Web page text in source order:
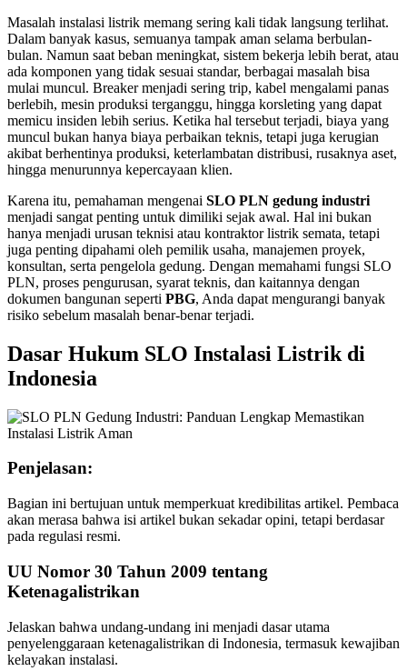
Masalah instalasi listrik memang sering kali tidak langsung terlihat.
Dalam banyak kasus, semuanya tampak aman selama berbulan-
bulan. Namun saat beban meningkat, sistem bekerja lebih berat, atau
ada komponen yang tidak sesuai standar, berbagai masalah bisa
mulai muncul. Breaker menjadi sering trip, kabel mengalami panas
berlebih, mesin produksi terganggu, hingga korsleting yang dapat
memicu insiden lebih serius. Ketika hal tersebut terjadi, biaya yang
muncul bukan hanya biaya perbaikan teknis, tetapi juga kerugian
akibat berhentinya produksi, keterlambatan distribusi, rusaknya aset,
hingga menurunnya kepercayaan klien.
Karena itu, pemahaman mengenai SLO PLN gedung industri
menjadi sangat penting untuk dimiliki sejak awal. Hal ini bukan
hanya menjadi urusan teknisi atau kontraktor listrik semata, tetapi
juga penting dipahami oleh pemilik usaha, manajemen proyek,
konsultan, serta pengelola gedung. Dengan memahami fungsi SLO
PLN, proses pengurusan, syarat teknis, dan kaitannya dengan
dokumen bangunan seperti PBG, Anda dapat mengurangi banyak
risiko sebelum masalah benar-benar terjadi.
Dasar Hukum SLO Instalasi Listrik di
Indonesia
Penjelasan:
Bagian ini bertujuan untuk memperkuat kredibilitas artikel. Pembaca
akan merasa bahwa isi artikel bukan sekadar opini, tetapi berdasar
pada regulasi resmi.
UU Nomor 30 Tahun 2009 tentang
Ketenagalistrikan
Jelaskan bahwa undang-undang ini menjadi dasar utama
penyelenggaraan ketenagalistrikan di Indonesia, termasuk kewajiban
kelayakan instalasi.